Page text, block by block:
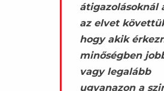
átigazolásoknál
az elvet
hogy akik
minőségben
vagy legalább
ugyanazon a